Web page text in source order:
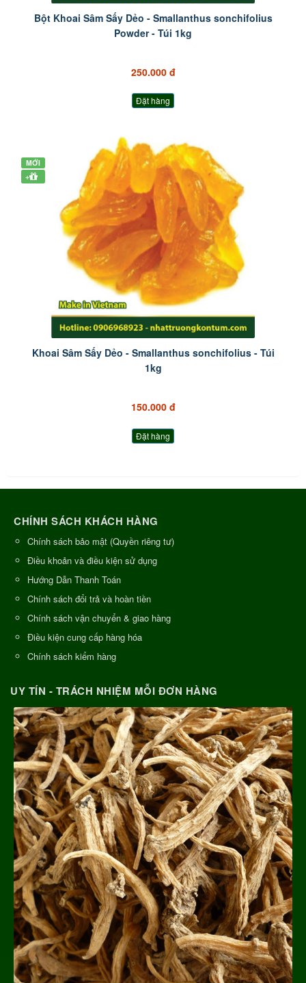
Bột Khoai Sâm Sấy Dẻo - Smallanthus sonchifolius
Powder - Túi 1kg
250.000 đ
Đặt hàng
MỚI
+
Khoai Sâm Sấy Dẻo - Smallanthus sonchifolius - Túi
1kg
150.000 đ
Đặt hàng
CHÍNH SÁCH KHÁCH HÀNG
Chính sách bảo mật (Quyền riêng tư)
Điều khoản và điều kiện sử dụng
Hướng Dẫn Thanh Toán
Chính sách đổi trả và hoàn tiền
Chính sách vận chuyển & giao hàng
Điều kiện cung cấp hàng hóa
Chính sách kiểm hàng
UY TÍN - TRÁCH NHIỆM MỖI ĐƠN HÀNG